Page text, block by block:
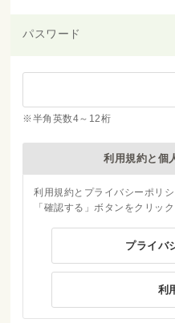
パスワード
※半角英数4～12桁
利用規約と個
利用規約とプライバシーポリ
「確認する」ボタンをクリッ
プライバ
利